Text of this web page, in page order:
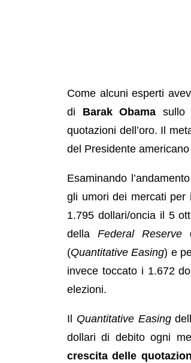
Come alcuni esperti
di Barak Obama sullo
quotazioni dell’oro. Il
del Presidente
Esaminando l’andamento
gli umori dei mercati per
1.795 dollari/oncia il 5
dellaFederal Reserve
(Quantitative Easing) e
invece toccato i 1.672
elezioni.
Il Quantitative Easing
dollari di debito ogni
crescita delle